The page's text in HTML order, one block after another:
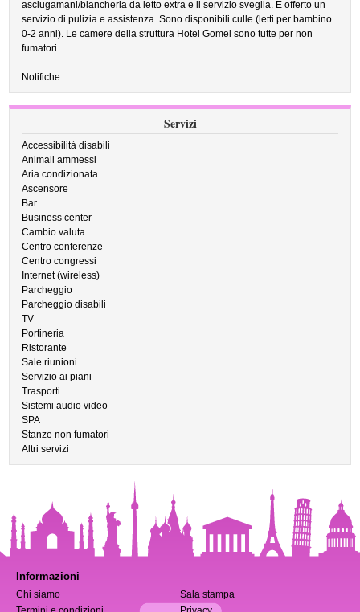
asciugamani/biancheria da letto extra e il servizio sveglia. È offerto un
servizio di pulizia e assistenza. Sono disponibili culle (letti per bambino
0-2 anni). Le camere della struttura Hotel Gomel sono tutte per non
fumatori.
Notifiche:
Servizi
Accessibilità disabili
Animali ammessi
Aria condizionata
Ascensore
Bar
Business center
Cambio valuta
Centro conferenze
Centro congressi
Internet (wireless)
Parcheggio
Parcheggio disabili
TV
Portineria
Ristorante
Sale riunioni
Servizio ai piani
Trasporti
Sistemi audio video
SPA
Stanze non fumatori
Altri servizi
Informazioni
Chi siamo
Sala stampa